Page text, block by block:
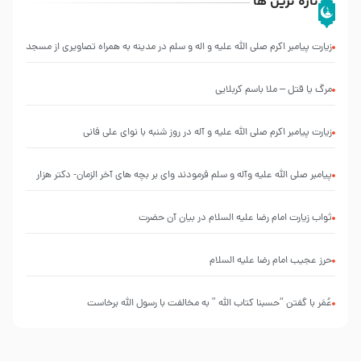
زیارت پیامبر اکرم صلی الله علیه و اله و سلم در مدینه به همراه تصاویری از مسجد
مرگ یا قتل – ملا باسم کربلایی
زیارت پیامبر اکرم صلی الله علیه و آله در روز شنبه با نوای علی فانی
پیامبر صلی الله علیه وآله و سلم فرمودند وای بر بچه های آخر الزمان- دکتر هزار
ثواب زیارت امام رضا علیه السلام در بیان آن حضرت
حرز عجیب امام رضا علیه السلام
عُمَر با گفتن “حسبنا كتاب اللّه ” به مخالفت با رسول اللّه برخاست